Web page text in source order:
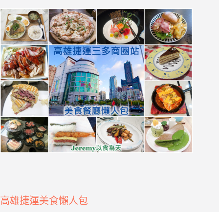
高雄捷運美食懶人包